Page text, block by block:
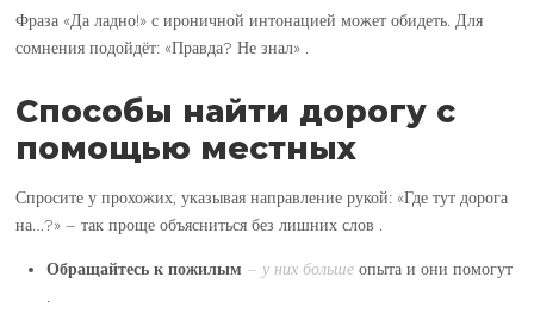
Фраза «Да ладно!» с ироничной интонацией может обидеть. Для
сомнения подойдёт: «Правда? Не знал» .
Способы найти дорогу с
помощью местных
Спросите у прохожих, указывая направление рукой: «Где тут дорога
на…?» – так проще объясниться без лишних слов .
Обращайтесь к пожилым – у них больше опыта и они помогут